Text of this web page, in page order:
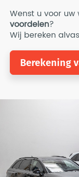
Wenst u voor
voordelen?
Wij bereken
Berekening